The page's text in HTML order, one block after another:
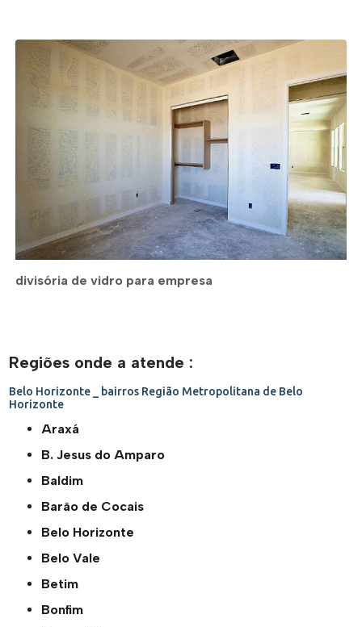
divisória de vidro para empresa
Regiões onde a atende :
Belo Horizonte _ bairros Região Metropolitana de Belo
Horizonte
Araxá
B. Jesus do Amparo
Baldim
Barão de Cocais
Belo Horizonte
Belo Vale
Betim
Bonfim